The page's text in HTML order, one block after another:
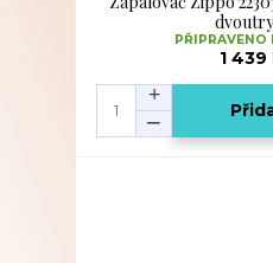
1 439
PŘIPRAVENO